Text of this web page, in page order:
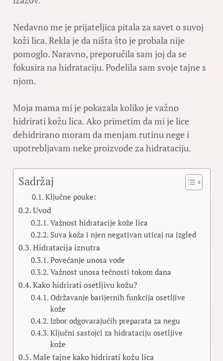
Nedavno me je prijateljica pitala za savet o suvoj
koži lica. Rekla je da ništa što je probala nije
pomoglo. Naravno, preporučila sam joj da se
fokusira na hidrataciju. Podelila sam svoje tajne s
njom.
Moja mama mi je pokazala koliko je važno
hidrirati kožu lica. Ako primetim da mi je lice
dehidrirano moram da menjam rutinu nege i
upotrebljavam neke proizvode za hidrataciju.
Sadržaj
Ključne pouke:
Uvod
Važnost hidratacije kože lica
Suva koža i njen negativan uticaj na izgled
Hidratacija iznutra
Povećanje unosa vode
Važnost unosa tečnosti tokom dana
Kako hidrirati osetljivu kožu?
Održavanje barijernih funkcija osetljive
kože
Izbor odgovarajućih preparata za negu
Ključni sastojci za hidrataciju osetljive
kože
Male tajne kako hidrirati kožu lica